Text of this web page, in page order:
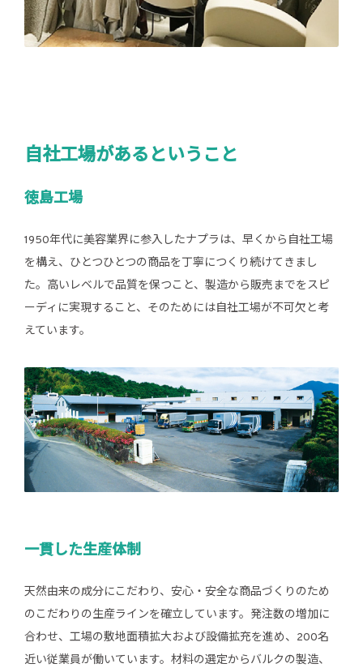
自社工場があるということ
徳島工場
1950年代に美容業界に参入したナプラは、早くから自社工場
を構え、ひとつひとつの商品を丁寧につくり続けてきまし
た。高いレベルで品質を保つこと、製造から販売までをスピ
ーディに実現すること、そのためには自社工場が不可欠と考
えています。
一貫した生産体制
天然由来の成分にこだわり、安心・安全な商品づくりのため
のこだわりの生産ラインを確立しています。発注数の増加に
合わせ、工場の敷地面積拡大および設備拡充を進め、200名
近い従業員が働いています。材料の選定からバルクの製造、